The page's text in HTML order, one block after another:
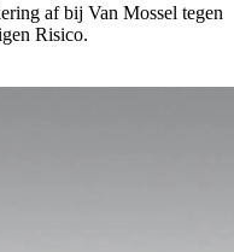
af bij Van Mossel tegen
Risico.